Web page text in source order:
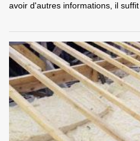
avoir d'autres informations, il